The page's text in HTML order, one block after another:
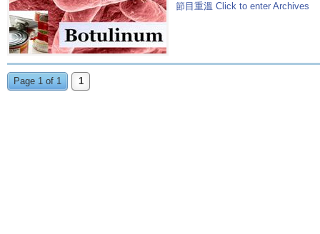
節目重溫 Click to enter Archives
Page 1 of 1 1